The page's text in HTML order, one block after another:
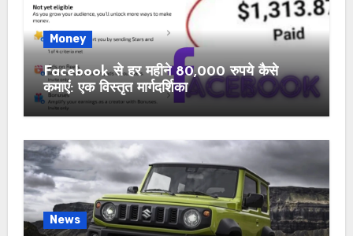
Money
Facebook से हर महीने 80,000 रुपये कैसे
कमाएं: एक विस्तृत मार्गदर्शिका
News